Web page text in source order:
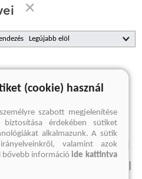
nincs találat
Elállási felmondási nyilatkozat
(cookie) használ
szabott megjelenítése
érdekében sütiket
alkalmazunk. A sütik
valamint azok
bővebb információide kattintva